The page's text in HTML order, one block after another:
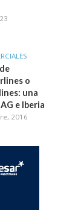
o
una
e Iberia
2016